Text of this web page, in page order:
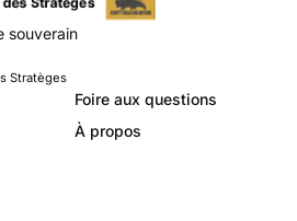
souverain
Stratèges
Foire aux questions
À propos